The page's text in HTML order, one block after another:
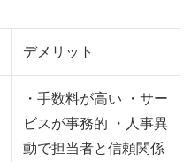
デメリット
・手数料が高い ・サー
ビスが事務的 ・人事異
動で担当者と信頼関係